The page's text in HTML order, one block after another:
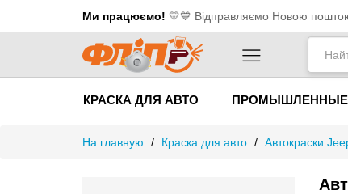
Ми працюємо! 💛​💙 Відправляємо Новою поштою
КРАСКА ДЛЯ АВТО ПРОМЫШЛЕННЫЕ
На главную / Краска для авто / Автокраски